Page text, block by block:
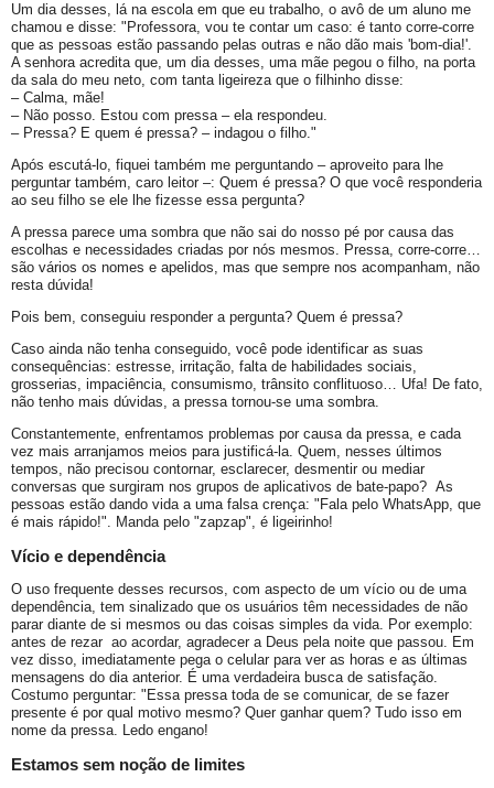
Um dia desses, lá na escola em que eu trabalho, o avô de um aluno me
chamou e disse: "Professora, vou te contar um caso: é tanto corre-corre
que as pessoas estão passando pelas outras e não dão mais 'bom-dia!'.
A senhora acredita que, um dia desses, uma mãe pegou o filho, na porta
da sala do meu neto, com tanta ligeireza que o filhinho disse:
– Calma, mãe!
– Não posso. Estou com pressa – ela respondeu.
– Pressa? E quem é pressa? – indagou o filho."
Após escutá-lo, fiquei também me perguntando – aproveito para lhe
perguntar também, caro leitor –: Quem é pressa? O que você responderia
ao seu filho se ele lhe fizesse essa pergunta?
A pressa parece uma sombra que não sai do nosso pé por causa das
escolhas e necessidades criadas por nós mesmos. Pressa, corre-corre…
são vários os nomes e apelidos, mas que sempre nos acompanham, não
resta dúvida!
Pois bem, conseguiu responder a pergunta? Quem é pressa?
Caso ainda não tenha conseguido, você pode identificar as suas
consequências: estresse, irritação, falta de habilidades sociais,
grosserias, impaciência, consumismo, trânsito conflituoso… Ufa! De fato,
não tenho mais dúvidas, a pressa tornou-se uma sombra.
Constantemente, enfrentamos problemas por causa da pressa, e cada
vez mais arranjamos meios para justificá-la. Quem, nesses últimos
tempos, não precisou contornar, esclarecer, desmentir ou mediar
conversas que surgiram nos grupos de aplicativos de bate-papo? As
pessoas estão dando vida a uma falsa crença: "Fala pelo WhatsApp, que
é mais rápido!". Manda pelo "zapzap", é ligeirinho!
Vício e dependência
O uso frequente desses recursos, com aspecto de um vício ou de uma
dependência, tem sinalizado que os usuários têm necessidades de não
parar diante de si mesmos ou das coisas simples da vida. Por exemplo:
antes de rezar ao acordar, agradecer a Deus pela noite que passou. Em
vez disso, imediatamente pega o celular para ver as horas e as últimas
mensagens do dia anterior. É uma verdadeira busca de satisfação.
Costumo perguntar: "Essa pressa toda de se comunicar, de se fazer
presente é por qual motivo mesmo? Quer ganhar quem? Tudo isso em
nome da pressa. Ledo engano!
Estamos sem noção de limites